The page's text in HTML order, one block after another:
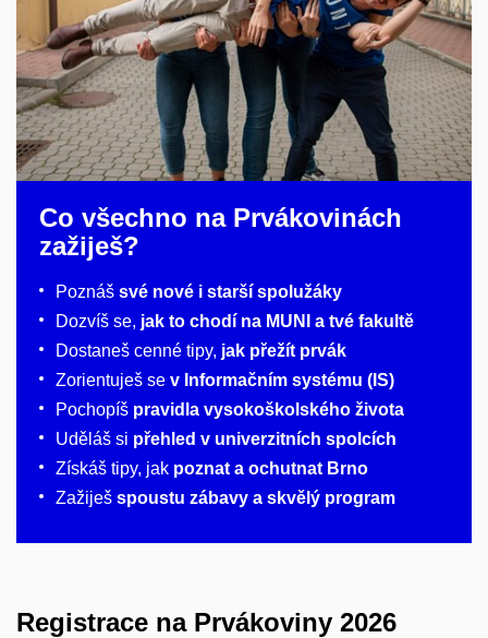
Co všechno na Prvákovinách
zažiješ?
Poznáš své nové i starší spolužáky
Dozvíš se, jak to chodí na MUNI a tvé fakultě
Dostaneš cenné tipy, jak přežít prvák
Zorientuješ se v Informačním systému (IS)
Pochopíš pravidla vysokoškolského života
Uděláš si přehled v univerzitních spolcích
Získáš tipy, jak poznat a ochutnat Brno
Zažiješ spoustu zábavy a skvělý program
Registrace na Prvákoviny 2026